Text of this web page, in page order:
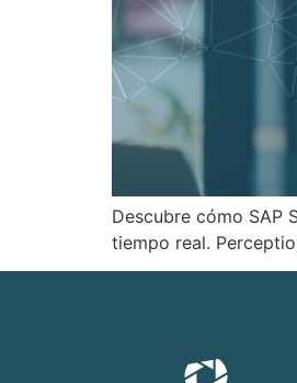
Descubre cómo SAP
tiempo real.